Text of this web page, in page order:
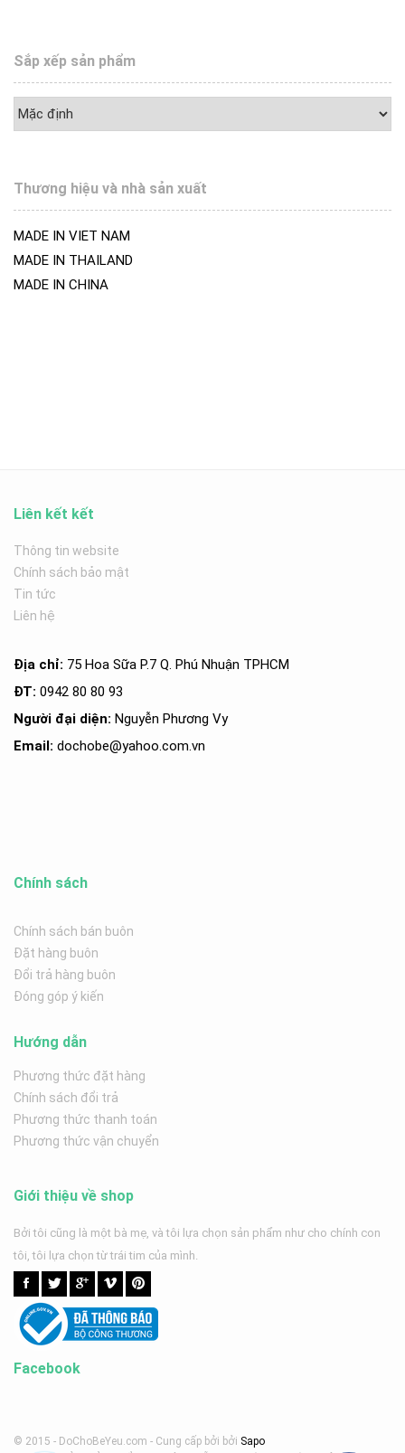
Sắp xếp sản phẩm
Thương hiệu và nhà sản xuất
MADE IN VIET NAM
MADE IN THAILAND
MADE IN CHINA
Liên kết kết
Thông tin website
Chính sách bảo mật
Tin tức
Liên hệ
Địa chỉ: 75 Hoa Sữa P.7 Q. Phú Nhuận TPHCM
ĐT: 0942 80 80 93
Người đại diện: Nguyễn Phương Vy
Email: dochobe@yahoo.com.vn
Chính sách
Chính sách bán buôn
Đặt hàng buôn
Đổi trả hàng buôn
Đóng góp ý kiến
Hướng dẫn
Phương thức đặt hàng
Chính sách đổi trả
Phương thức thanh toán
Phương thức vận chuyển
Giới thiệu về shop
Bởi tôi cũng là một bà mẹ, và tôi lựa chọn sản phẩm như cho chính con
tôi, tôi lựa chọn từ trái tim của mình.
Facebook
© 2015 - DoChoBeYeu.com - Cung cấp bởi bởi Sapo